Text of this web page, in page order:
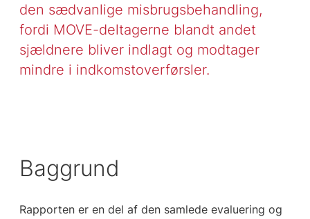
den sædvanlige misbrugsbehandling,
fordi MOVE-deltagerne blandt andet
sjældnere bliver indlagt og modtager
mindre i indkomstoverførsler.
Baggrund
Rapporten er en del af den samlede evaluering og